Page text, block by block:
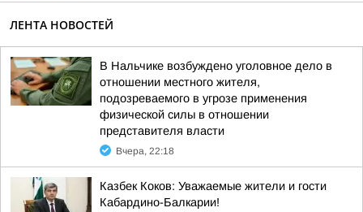
ЛЕНТА НОВОСТЕЙ
В Нальчике возбуждено уголовное дело в
отношении местного жителя,
подозреваемого в угрозе применения
физической силы в отношении
представителя власти
Вчера, 22:18
Казбек Коков: Уважаемые жители и гости
Кабардино-Балкарии!